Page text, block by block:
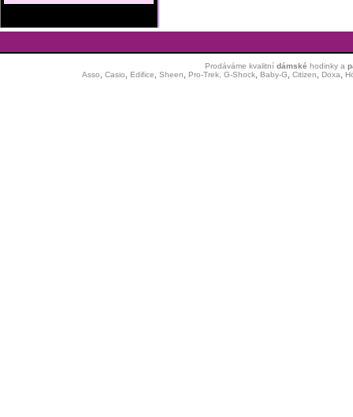
Prodáváme kvalitní dámské hodinkya
Asso
Casio Edifice Sheen Pro-Trek, G-Shock, Baby-G Citizen Doxa